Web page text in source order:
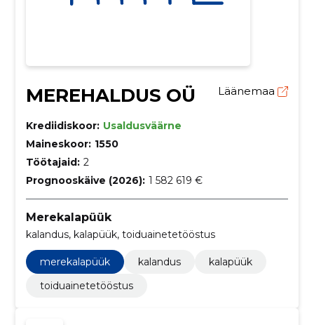
MEREHALDUS OÜ Läänemaa
Krediidiskoor: Usaldusväärne
Maineskoor: 1550
Töötajaid: 2
Prognooskäive (2026): 1 582 619 €
Merekalapüük
kalandus, kalapüük, toiduainetetööstus
merekalapüük kalandus
kalapüük
toiduainetetööstus